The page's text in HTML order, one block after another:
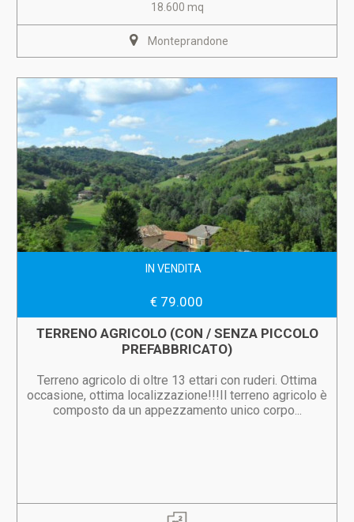
18.600 mq
Monteprandone
IN VENDITA
€ 79.000
TERRENO AGRICOLO (CON / SENZA PICCOLO
PREFABBRICATO)
Terreno agricolo di oltre 13 ettari con ruderi. Ottima
occasione, ottima localizzazione!!!Il terreno agricolo è
composto da un appezzamento unico corpo...